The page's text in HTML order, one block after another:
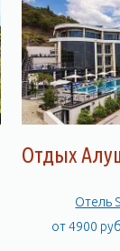
Отдых
Отель
от 4900